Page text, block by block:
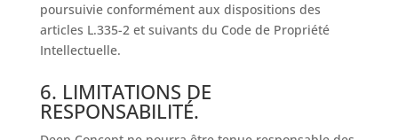
poursuivie conformément aux dispositions des
articles L.335-2 et suivants du Code de Propriété
Intellectuelle.
6. LIMITATIONS DE
RESPONSABILITÉ.